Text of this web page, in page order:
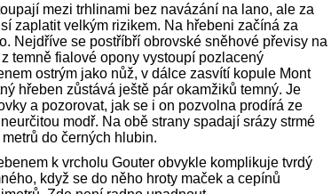
mezi trhlinami bez navázání na lano, ale za
zaplatit velkým rizikem. Na hřebeni začíná za
Nejdříve se postříbří obrovské sněhové převisy na
temně fialové opony vystoupí pozlacený
ostrým jako nůž, v dálce zasvítí kopule Mont
hřeben zůstává ještě pár okamžiků temný. Je
a pozorovat, jak se i on pozvolna prodírá ze
modř. Na obě strany spadají srázy strmé
do černých hlubin.
k vrcholu Gouter obvykle komplikuje tvrdý
když se do něho hroty maček a cepínů